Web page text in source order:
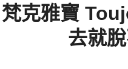
梵克雅寶
去就